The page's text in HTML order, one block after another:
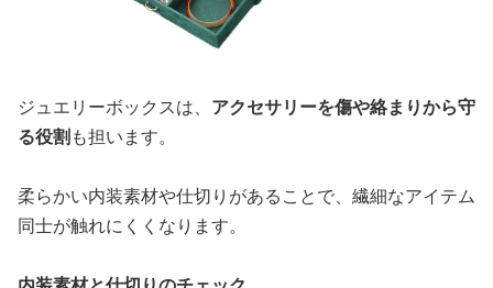
ジュエリーボックスは、 アクセサリーを傷や絡まりから守
る役割も担います。
柔らかい内装素材や仕切りがあることで、繊細なアイテム
同士が触れにくくなります。